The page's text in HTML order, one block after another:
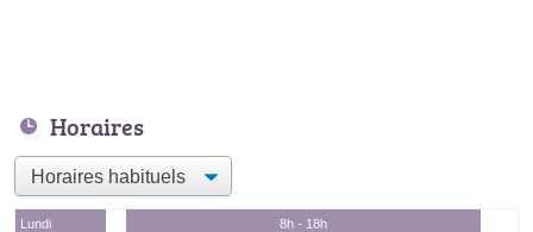
Horaires
Lundi
8h - 18h